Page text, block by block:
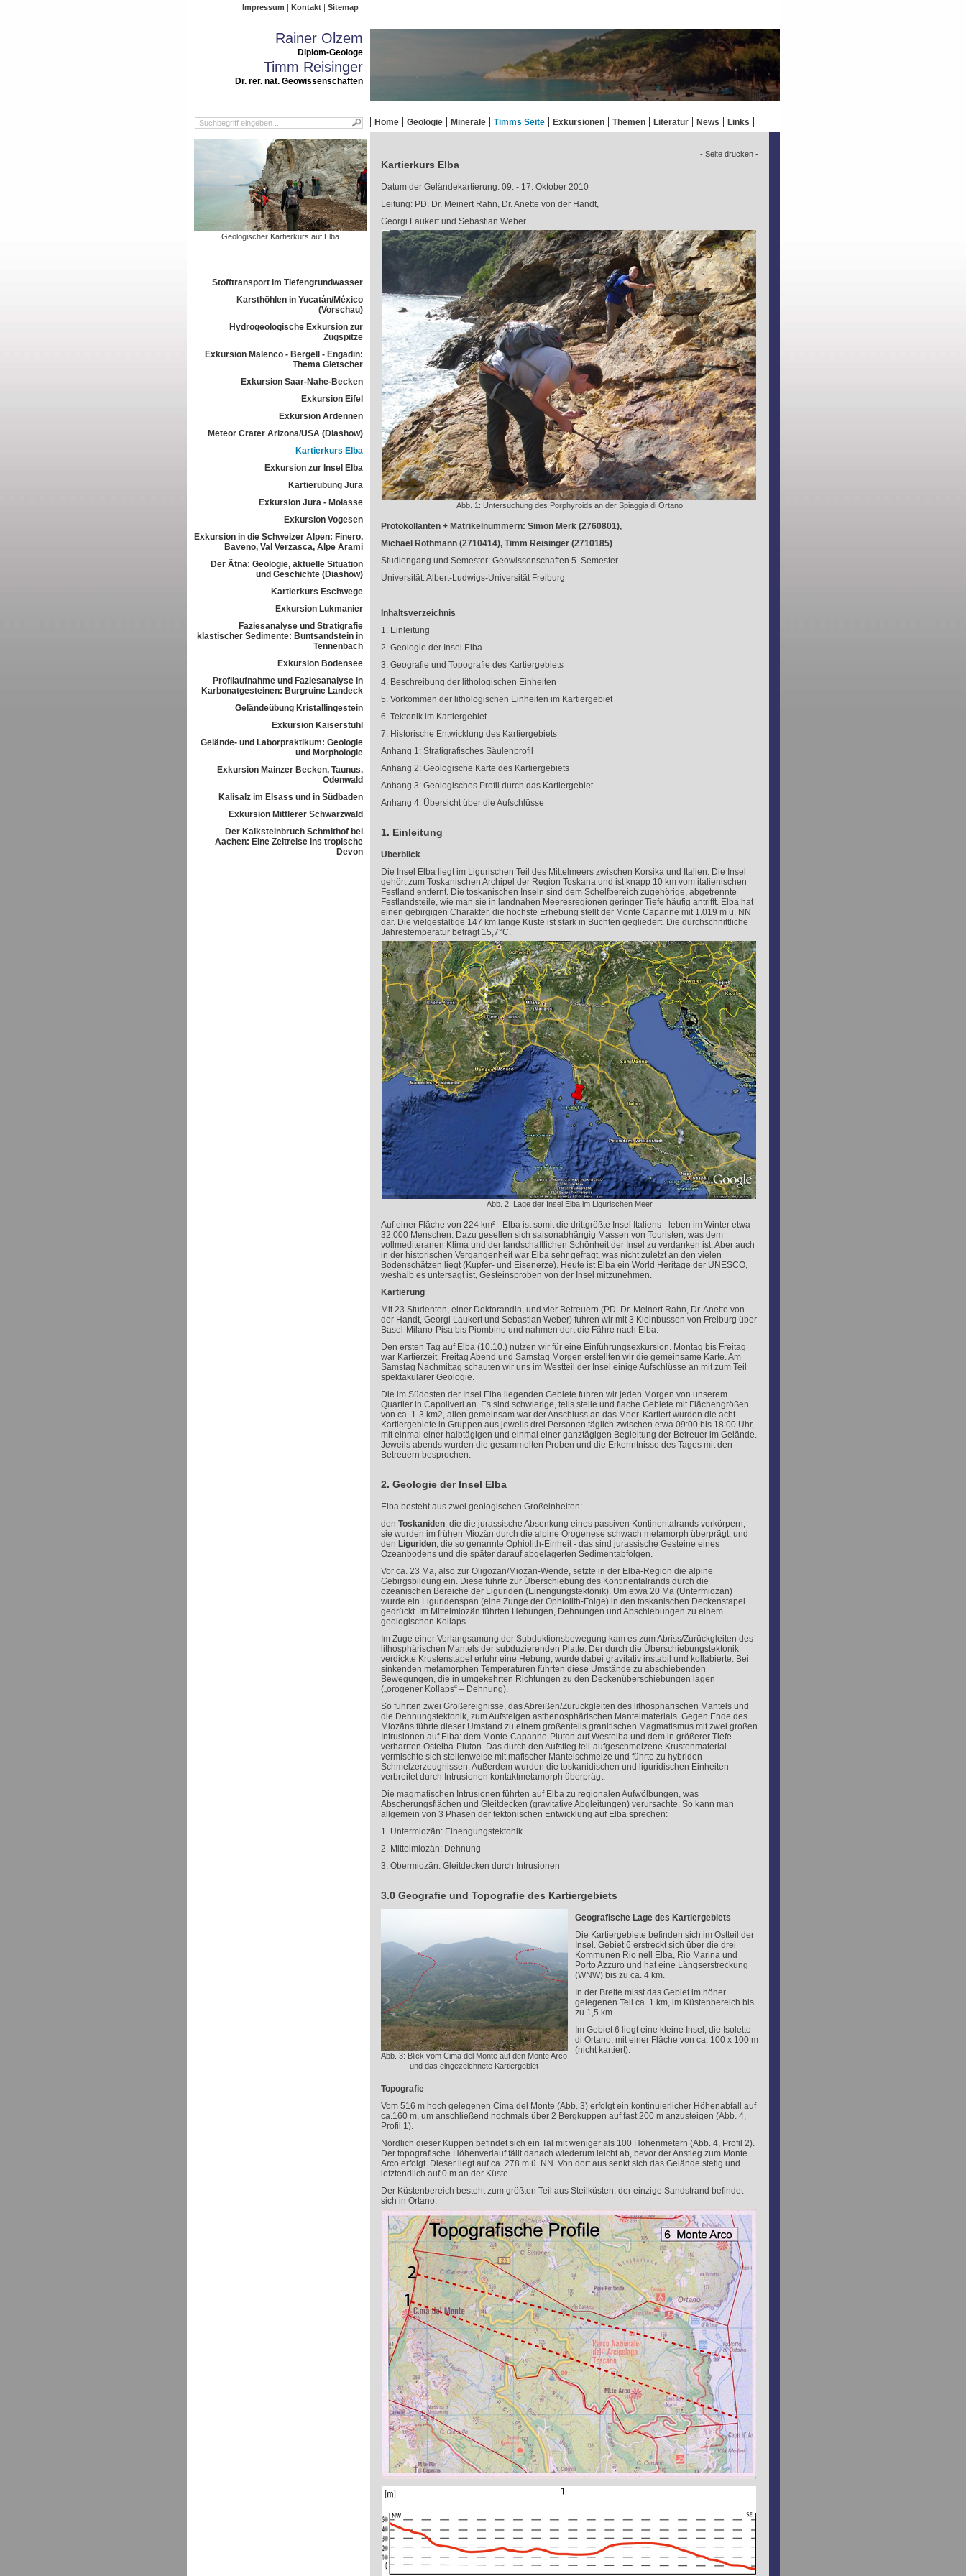
Impressum Kontakt Sitemap
Rainer Olzem
Diplom-Geologe
Timm Reisinger
Dr. rer. nat. Geowissenschaften
Home Geologie Minerale Timms Seite Exkursionen Themen Literatur News Links
Geologischer Kartierkurs auf Elba
Stofftransport im Tiefengrundwasser
Karsthöhlen in Yucatán/México
(Vorschau)
Hydrogeologische Exkursion zur
Zugspitze
Exkursion Malenco - Bergell - Engadin:
Thema Gletscher
Exkursion Saar-Nahe-Becken
Exkursion Eifel
Exkursion Ardennen
Meteor Crater Arizona/USA (Diashow)
Kartierkurs Elba
Exkursion zur Insel Elba
Kartierübung Jura
Exkursion Jura - Molasse
Exkursion Vogesen
Exkursion in die Schweizer Alpen: Finero,
Baveno, Val Verzasca, Alpe Arami
Der Ätna: Geologie, aktuelle Situation
und Geschichte (Diashow)
Kartierkurs Eschwege
Exkursion Lukmanier
Faziesanalyse und Stratigrafie
klastischer Sedimente: Buntsandstein in
Tennenbach
Exkursion Bodensee
Profilaufnahme und Faziesanalyse in
Karbonatgesteinen: Burgruine Landeck
Geländeübung Kristallingestein
Exkursion Kaiserstuhl
Gelände- und Laborpraktikum: Geologie
und Morphologie
Exkursion Mainzer Becken, Taunus,
Odenwald
Kalisalz im Elsass und in Südbaden
Exkursion Mittlerer Schwarzwald
Der Kalksteinbruch Schmithof bei
Aachen: Eine Zeitreise ins tropische
Devon
- Seite drucken -
Kartierkurs Elba
Datum der Geländekartierung: 09. - 17. Oktober 2010
Leitung: PD. Dr. Meinert Rahn, Dr. Anette von der Handt,
Georgi Laukert und Sebastian Weber
Abb. 1: Untersuchung des Porphyroids an der Spiaggia di Ortano
Protokollanten + Matrikelnummern: Simon Merk (2760801),
Michael Rothmann (2710414), Timm Reisinger (2710185)
Studiengang und Semester: Geowissenschaften 5. Semester
Universität: Albert-Ludwigs-Universität Freiburg
Inhaltsverzeichnis
1. Einleitung
2. Geologie der Insel Elba
3. Geografie und Topografie des Kartiergebiets
4. Beschreibung der lithologischen Einheiten
5. Vorkommen der lithologischen Einheiten im Kartiergebiet
6. Tektonik im Kartiergebiet
7. Historische Entwicklung des Kartiergebiets
Anhang 1: Stratigrafisches Säulenprofil
Anhang 2: Geologische Karte des Kartiergebiets
Anhang 3: Geologisches Profil durch das Kartiergebiet
Anhang 4: Übersicht über die Aufschlüsse
1. Einleitung
Überblick
Die Insel Elba liegt im Ligurischen Teil des Mittelmeers zwischen Korsika und Italien. Die Insel
gehört zum Toskanischen Archipel der Region Toskana und ist knapp 10 km vom italienischen
Festland entfernt. Die toskanischen Inseln sind dem Schelfbereich zugehörige, abgetrennte
Festlandsteile, wie man sie in landnahen Meeresregionen geringer Tiefe häufig antrifft. Elba hat
einen gebirgigen Charakter, die höchste Erhebung stellt der Monte Capanne mit 1.019 m ü. NN
dar. Die vielgestaltige 147 km lange Küste ist stark in Buchten gegliedert. Die durchschnittliche
Jahrestemperatur beträgt 15,7°C.
Abb. 2: Lage der Insel Elba im Ligurischen Meer
Auf einer Fläche von 224 km² - Elba ist somit die drittgrößte Insel Italiens - leben im Winter etwa
32.000 Menschen. Dazu gesellen sich saisonabhängig Massen von Touristen, was dem
vollmediteranen Klima und der landschaftlichen Schönheit der Insel zu verdanken ist. Aber auch
in der historischen Vergangenheit war Elba sehr gefragt, was nicht zuletzt an den vielen
Bodenschätzen liegt (Kupfer- und Eisenerze). Heute ist Elba ein World Heritage der UNESCO,
weshalb es untersagt ist, Gesteinsproben von der Insel mitzunehmen.
Kartierung
Mit 23 Studenten, einer Doktorandin, und vier Betreuern (PD. Dr. Meinert Rahn, Dr. Anette von
der Handt, Georgi Laukert und Sebastian Weber) fuhren wir mit 3 Kleinbussen von Freiburg über
Basel-Milano-Pisa bis Piombino und nahmen dort die Fähre nach Elba.
Den ersten Tag auf Elba (10.10.) nutzen wir für eine Einführungsexkursion. Montag bis Freitag
war Kartierzeit. Freitag Abend und Samstag Morgen erstellten wir die gemeinsame Karte. Am
Samstag Nachmittag schauten wir uns im Westteil der Insel einige Aufschlüsse an mit zum Teil
spektakulärer Geologie.
Die im Südosten der Insel Elba liegenden Gebiete fuhren wir jeden Morgen von unserem
Quartier in Capoliveri an. Es sind schwierige, teils steile und flache Gebiete mit Flächengrößen
von ca. 1-3 km2, allen gemeinsam war der Anschluss an das Meer. Kartiert wurden die acht
Kartiergebiete in Gruppen aus jeweils drei Personen täglich zwischen etwa 09:00 bis 18:00 Uhr,
mit einmal einer halbtägigen und einmal einer ganztägigen Begleitung der Betreuer im Gelände.
Jeweils abends wurden die gesammelten Proben und die Erkenntnisse des Tages mit den
Betreuern besprochen.
2. Geologie der Insel Elba
Elba besteht aus zwei geologischen Großeinheiten:
den Toskaniden, die die jurassische Absenkung eines passiven Kontinentalrands verkörpern;
sie wurden im frühen Miozän durch die alpine Orogenese schwach metamorph überprägt, und
den Liguriden, die so genannte Ophiolith-Einheit - das sind jurassische Gesteine eines
Ozeanbodens und die später darauf abgelagerten Sedimentabfolgen.
Vor ca. 23 Ma, also zur Oligozän/Miozän-Wende, setzte in der Elba-Region die alpine
Gebirgsbildung ein. Diese führte zur Überschiebung des Kontinentalrands durch die
ozeanischen Bereiche der Liguriden (Einengungstektonik). Um etwa 20 Ma (Untermiozän)
wurde ein Liguridenspan (eine Zunge der Ophiolith-Folge) in den toskanischen Deckenstapel
gedrückt. Im Mittelmiozän führten Hebungen, Dehnungen und Abschiebungen zu einem
geologischen Kollaps.
Im Zuge einer Verlangsamung der Subduktionsbewegung kam es zum Abriss/Zurückgleiten des
lithosphärischen Mantels der subduzierenden Platte. Der durch die Überschiebungstektonik
verdickte Krustenstapel erfuhr eine Hebung, wurde dabei gravitativ instabil und kollabierte. Bei
sinkenden metamorphen Temperaturen führten diese Umstände zu abschiebenden
Bewegungen, die in umgekehrten Richtungen zu den Deckenüberschiebungen lagen
(„orogener Kollaps“ – Dehnung).
So führten zwei Großereignisse, das Abreißen/Zurückgleiten des lithosphärischen Mantels und
die Dehnungstektonik, zum Aufsteigen asthenosphärischen Mantelmaterials. Gegen Ende des
Miozäns führte dieser Umstand zu einem großenteils granitischen Magmatismus mit zwei großen
Intrusionen auf Elba: dem Monte-Capanne-Pluton auf Westelba und dem in größerer Tiefe
verharrten Ostelba-Pluton. Das durch den Aufstieg teil-aufgeschmolzene Krustenmaterial
vermischte sich stellenweise mit mafischer Mantelschmelze und führte zu hybriden
Schmelzerzeugnissen. Außerdem wurden die toskanidischen und liguridischen Einheiten
verbreitet durch Intrusionen kontaktmetamorph überprägt.
Die magmatischen Intrusionen führten auf Elba zu regionalen Aufwölbungen, was
Abscherungsflächen und Gleitdecken (gravitative Abgleitungen) verursachte. So kann man
allgemein von 3 Phasen der tektonischen Entwicklung auf Elba sprechen:
1. Untermiozän: Einengungstektonik
2. Mittelmiozän: Dehnung
3. Obermiozän: Gleitdecken durch Intrusionen
3.0 Geografie und Topografie des Kartiergebiets
Abb. 3: Blick vom Cima del Monte auf den Monte Arco
und das eingezeichnete Kartiergebiet
Geografische Lage des Kartiergebiets
Die Kartiergebiete befinden sich im Ostteil der
Insel. Gebiet 6 erstreckt sich über die drei
Kommunen Rio nell Elba, Rio Marina und
Porto Azzuro und hat eine Längserstreckung
(WNW) bis zu ca. 4 km.
In der Breite misst das Gebiet im höher
gelegenen Teil ca. 1 km, im Küstenbereich bis
zu 1,5 km.
Im Gebiet 6 liegt eine kleine Insel, die Isoletto
di Ortano, mit einer Fläche von ca. 100 x 100 m
(nicht kartiert).
Topografie
Vom 516 m hoch gelegenen Cima del Monte (Abb. 3) erfolgt ein kontinuierlicher Höhenabfall auf
ca.160 m, um anschließend nochmals über 2 Bergkuppen auf fast 200 m anzusteigen (Abb. 4,
Profil 1).
Nördlich dieser Kuppen befindet sich ein Tal mit weniger als 100 Höhenmetern (Abb. 4, Profil 2).
Der topografische Höhenverlauf fällt danach wiederum leicht ab, bevor der Anstieg zum Monte
Arco erfolgt. Dieser liegt auf ca. 278 m ü. NN. Von dort aus senkt sich das Gelände stetig und
letztendlich auf 0 m an der Küste.
Der Küstenbereich besteht zum größten Teil aus Steilküsten, der einzige Sandstrand befindet
sich in Ortano.